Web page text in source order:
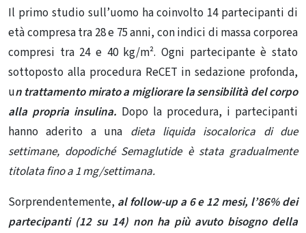
Il primo studio sull’uomo ha coinvolto 14 partecipanti di
età compresa tra 28 e 75 anni, con indici di massa corporea
compresi tra 24 e 40 kg/m². Ogni partecipante è stato
sottoposto alla procedura ReCET in sedazione profonda,
un trattamento mirato a migliorare la sensibilità del corpo
alla propria insulina. Dopo la procedura, i partecipanti
hanno aderito a una dieta liquida isocalorica di due
settimane, dopodiché Semaglutide è stata gradualmente
titolata fino a 1 mg/settimana.
Sorprendentemente, al follow-up a 6 e 12 mesi, l’86% dei
partecipanti (12 su 14) non ha più avuto bisogno della